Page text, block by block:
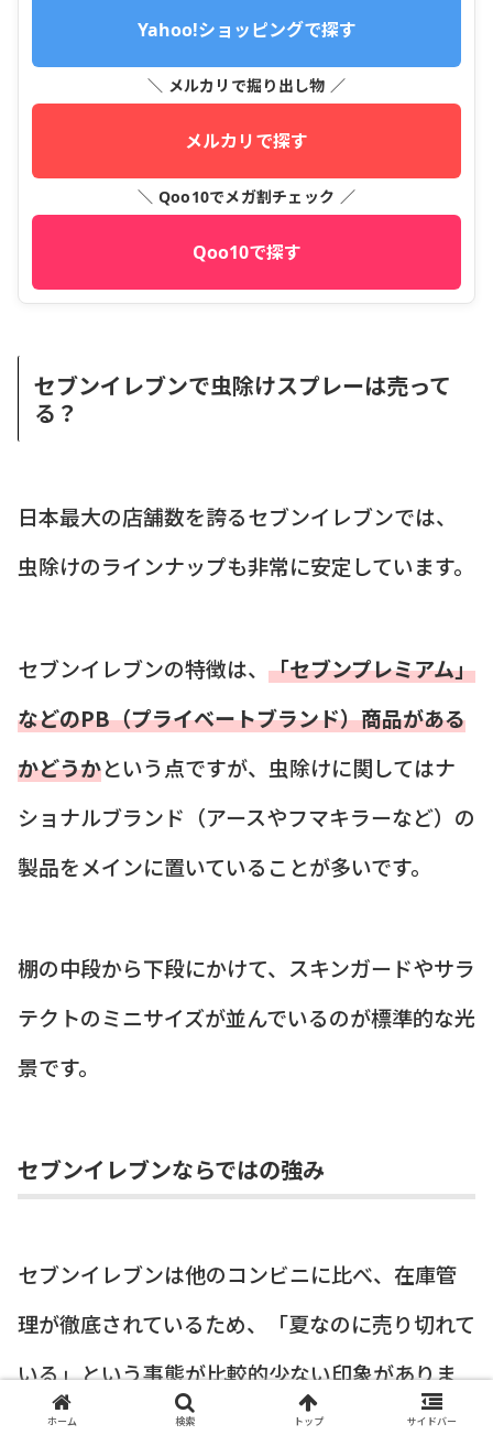
Yahoo!ショッピングで探す
＼ メルカリで掘り出し物 ／
メルカリで探す
＼ Qoo10でメガ割チェック ／
Qoo10で探す
セブンイレブンで虫除けスプレーは売って
る？
日本最大の店舗数を誇るセブンイレブンでは、
虫除けのラインナップも非常に安定しています。
セブンイレブンの特徴は、 「セブンプレミアム」
などのPB（プライベートブランド）商品がある
かどうかという点ですが、虫除けに関してはナ
ショナルブランド（アースやフマキラーなど）の
製品をメインに置いていることが多いです。
棚の中段から下段にかけて、スキンガードやサラ
テクトのミニサイズが並んでいるのが標準的な光
景です。
セブンイレブンならではの強み
セブンイレブンは他のコンビニに比べ、在庫管
理が徹底されているため、「夏なのに売り切れて
いる」という事態が比較的少ない印象がありま
す。ホーム 検索 トップ サイドバー